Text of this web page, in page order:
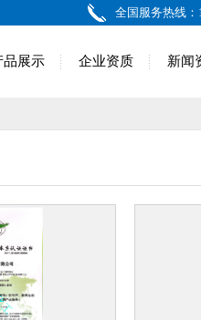
全国服务热线：
品展示 企业资质 新闻